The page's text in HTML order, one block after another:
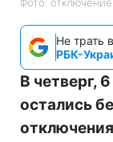
Не трать
РБК-
В четверг,
остались